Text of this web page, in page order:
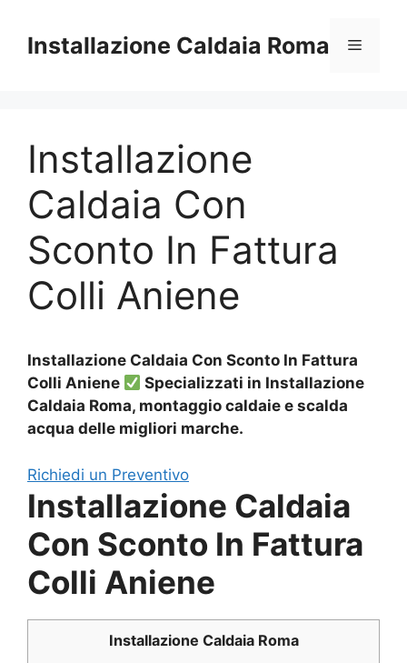
contenuto
Installazione Caldaia Roma Menu
Installazione
Caldaia Con
Sconto In Fattura
Colli Aniene
Installazione Caldaia Con Sconto In Fattura
Colli Aniene
Specializzati in Installazione
Caldaia Roma, montaggio caldaie e scalda
acqua delle migliori marche.
Richiedi un Preventivo
Installazione Caldaia
Con Sconto In Fattura
Colli Aniene
Installazione Caldaia Roma